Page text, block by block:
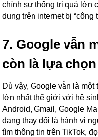
chính sự thống trị quá lớn
dung trên internet bị “công
7. Google vẫn
còn là lựa
Dù vậy, Google vẫn là
lớn nhất thế giới với hệ
Android, Gmail, Google
đang thay đổi là hành vi
tìm thông tin trên TikTok,